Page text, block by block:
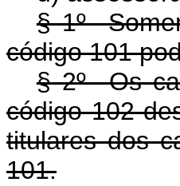
§ 1º
código 101
§ 2º Os
código 102
titulares dos
101.